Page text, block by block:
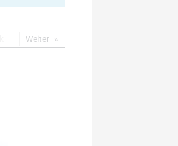
Weiter